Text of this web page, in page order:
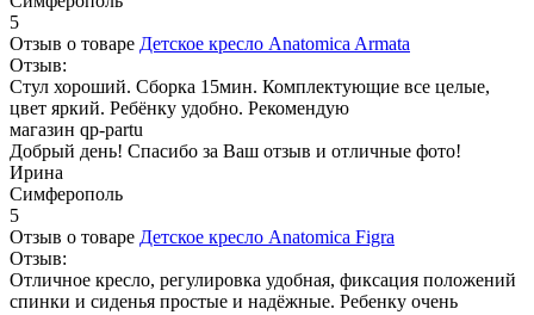
5
Отзыв о товаре Детское кресло Anatomica Armata
Отзыв:
Стул хороший. Сборка 15мин. Комплектующие все целые,
цвет яркий. Ребёнку удобно. Рекомендую
магазин qp-partu
Добрый день! Спасибо за Ваш отзыв и отличные фото!
Ирина
Симферополь
5
Отзыв о товаре Детское кресло Anatomica Figra
Отзыв:
Отличное кресло, регулировка удобная, фиксация положений
спинки и сиденья простые и надёжные. Ребенку очень